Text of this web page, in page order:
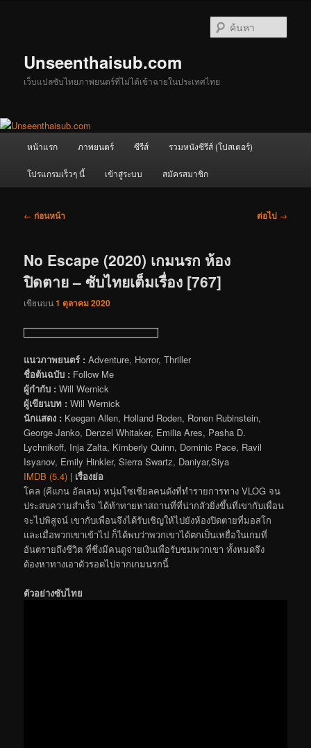
Unseenthaisub.com
เว็บแปลซับไทยภาพยนตร์ที่ไม่ได้เข้าฉายในประเทศไทย
หน้าแรก ภาพยนตร์ ซีรีส์ รวมหนังซีรีส์ (โปสเตอร์)
โปรแกรมเร็วๆ นี้ เข้าสู่ระบบ สมัครสมาชิก
เมนู
← ก่อนหน้า ต่อไป →
No Escape (2020) เกมนรก ห้อง
ปิดตาย – ซับไทยเต็มเรื่อง [767]
เขียนบน1 ตุลาคม 2020
แนวภาพยนตร์ : Adventure, Horror, Thriller
ชื่อต้นฉบับ : Follow Me
ผู้กำกับ : Will Wernick
ผู้เขียนบท : Will Wernick
นักแสดง : Keegan Allen, Holland Roden, Ronen Rubinstein,
George Janko, Denzel Whitaker, Emilia Ares, Pasha D.
Lychnikoff, Inja Zalta, Kimberly Quinn, Dominic Pace, Ravil
Isyanov, Emily Hinkler, Sierra Swartz, Daniyar,Siya
IMDB (5.4) | เรื่องย่อ
โคล (คีแกน อัลเลน) หนุ่มโซเชียลคนดังที่ทำรายการทาง VLOG จน
ประสบความสำเร็จ ได้ท้าทายหาสถานที่ที่น่ากลัวยิ่งขึ้นที่เขากับเพื่อน
จะไปพิสูจน์ เขากับเพื่อนจึงได้รับเชิญให้ไปยังห้องปิดตายที่มอสโก
และเมื่อพวกเขาเข้าไป ก็ได้พบว่าพวกเขาได้ตกเป็นเหยื่อในเกมที่
อันตรายถึงชีวิต ที่ซึ่งมีคนดูจ่ายเงินเพื่อรับชมพวกเขา ทั้งหมดจึง
ต้องหาทางเอาตัวรอดไปจากเกมนรกนี้
ตัวอย่างซับไทย